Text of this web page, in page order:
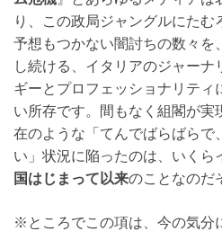
り、この政局ジャングルにた
予想もつかない闇討ちの数々を
し続ける、イタリアのジャー
ギーとプロフェッショナリティ
い所存です。間もなく組閣が実
在のような「てんでばらばらで
い」状況に陥ったのは、いくら
国はじまって以来のことなのだ
※ところでこの項は、今の気分